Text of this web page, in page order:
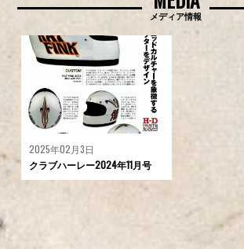
メディア情報
2025年02月3日
クラブハーレー2024年11月号